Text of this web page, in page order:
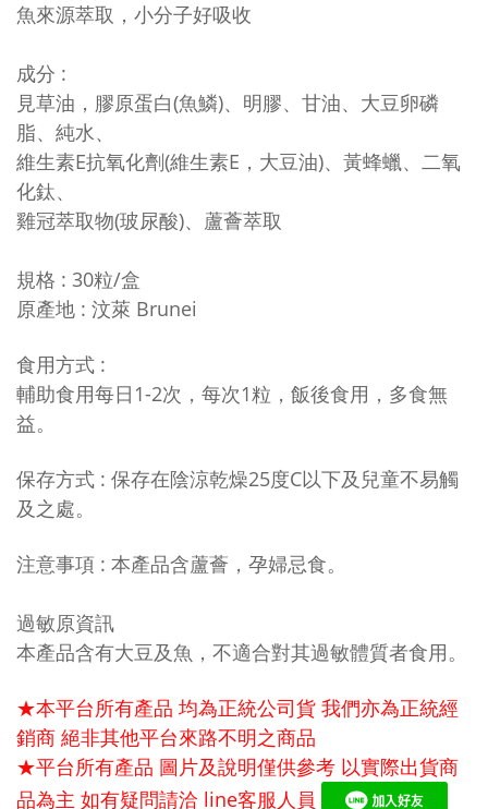
魚來源萃取，小分子好吸收
成分 :
見草油，膠原蛋白(魚鱗)、明膠、甘油、大豆卵磷
脂、純水、
維生素E抗氧化劑(維生素E，大豆油)、黃蜂蠟、二氧
化鈦、
雞冠萃取物(玻尿酸)、蘆薈萃取
規格 : 30粒/盒
原產地 : 汶萊 Brunei
食用方式 :
輔助食用每日1-2次，每次1粒，飯後食用，多食無
益。
保存方式 : 保存在陰涼乾燥25度C以下及兒童不易觸
及之處。
注意事項 : 本產品含蘆薈，孕婦忌食。
過敏原資訊
本產品含有大豆及魚，不適合對其過敏體質者食用。
★本平台所有產品 均為正統公司貨 我們亦為正統經
銷商 絕非其他平台來路不明之商品
★平台所有產品 圖片及說明僅供參考 以實際出貨商
品為主 如有疑問請洽 line客服人員